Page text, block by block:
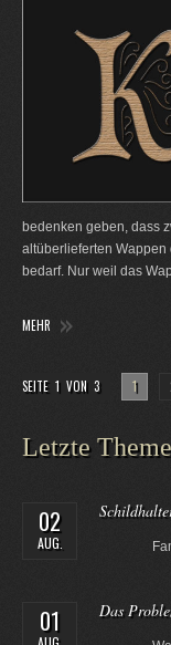
bedenken geben, dass
altüberlieferten
bedarf. Nur weil das
MEHR
SEITE 1 VON 3 1
Letzte
02
AUG.
01 Das